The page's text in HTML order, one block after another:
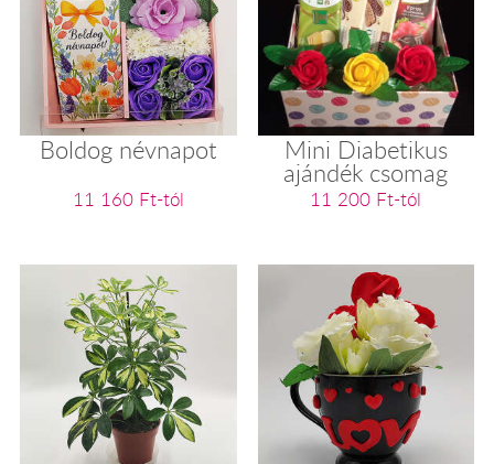
Boldog névnapot
11 160 Ft-tól
Mini Diabetikus
ajándék csomag
11 200 Ft-tól